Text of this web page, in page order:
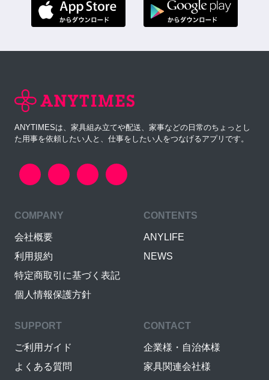
ANYTIMESは、家具組み立てや配送、家事などの日常のちょっとし
た用事を依頼したい人と、仕事をしたい人をつなげるアプリです。
COMPANY
会社概要
利用規約
特定商取引に基づく表記
個人情報保護方針
CONTENTS
ANYLIFE
NEWS
SUPPORT
ご利用ガイド
よくある質問
CONTACT
企業様・自治体様
家具関連会社様